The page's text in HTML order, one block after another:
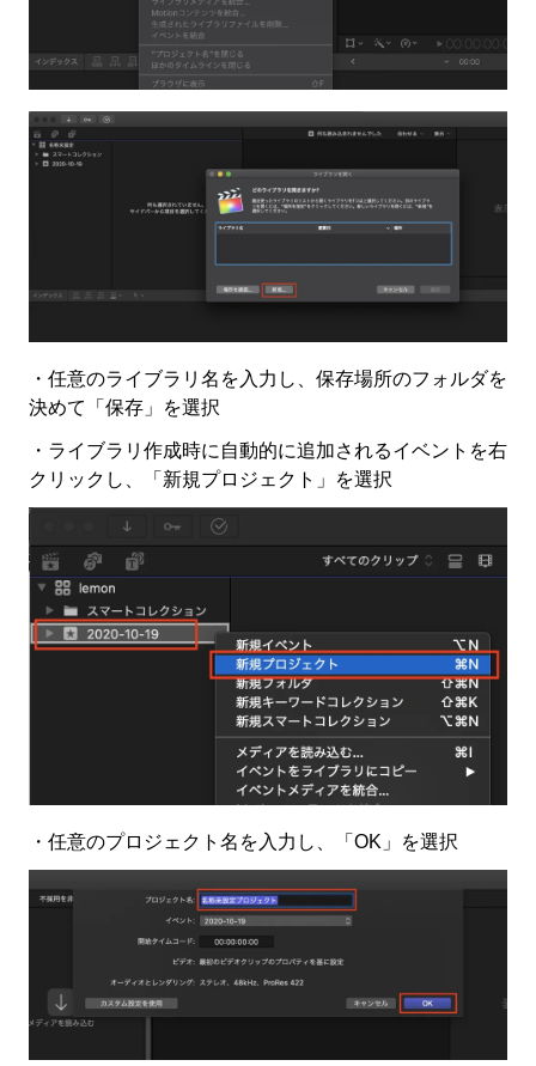
・任意のライブラリ名を入力し、保存場所のフォルダを
決めて「保存」を選択
・ライブラリ作成時に自動的に追加されるイベントを右
クリックし、「新規プロジェクト」を選択
・任意のプロジェクト名を入力し、「OK」を選択